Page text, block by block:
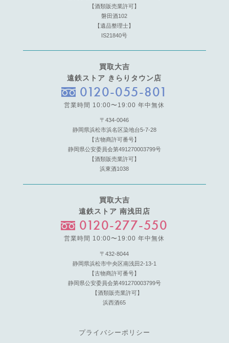
【酒類販売業許可】
磐田酒102
【遺品整理士】
IS21840号
買取大吉
遠鉄ストア きらりタウン店
0120-055-801
営業時間 10:00〜19:00 年中無休
〒434-0046
静岡県浜松市浜名区染地台5-7-28
【古物商許可番号】
静岡県公安委員会第491270003799号
【酒類販売業許可】
浜東酒1038
買取大吉
遠鉄ストア 南浅田店
0120-277-550
営業時間 10:00〜19:00 年中無休
〒432-8044
静岡県浜松市中央区南浅田2-13-1
【古物商許可番号】
静岡県公安委員会第491270003799号
【酒類販売業許可】
浜西酒65
プライバシーポリシー